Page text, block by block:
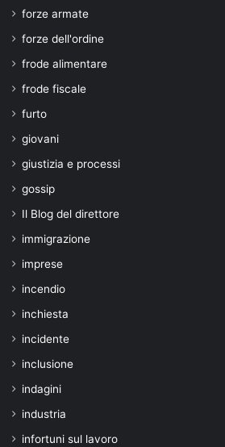
forze armate
forze dell'ordine
frode alimentare
frode fiscale
furto
giovani
giustizia e processi
gossip
Il Blog del direttore
immigrazione
imprese
incendio
inchiesta
incidente
inclusione
indagini
industria
infortuni sul lavoro